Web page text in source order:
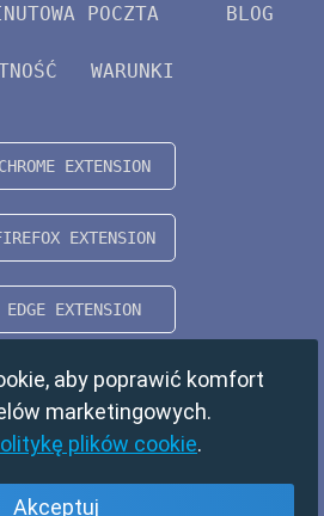
POCZTA BLOG
WARUNKI
aby poprawić komfort
marketingowych.
plików cookie.
Akceptuj